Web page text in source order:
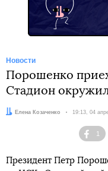
Новости
Порошенко
Стадион
Автор:Елена Козаченко Дата:
19:13, 04
1
Президент Петр